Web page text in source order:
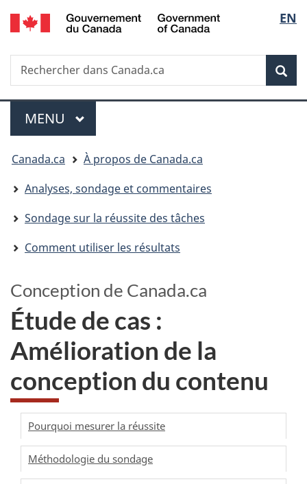
Passer
au
principal
Passer
à
version
simplifiée
langue
EN
Recherche
Rechercher
dans
Menu
MENU PRINCIPAL
êtes
ici
Canada.ca
À propos de Canada.ca
Analyses, sondage et commentaires
Sondage sur la réussite des tâches
Comment utiliser les résultats
Étude de cas :
Amélioration de la
conception du contenu
Conception de Canada.ca
Pourquoi mesurer la réussite
Méthodologie du sondage